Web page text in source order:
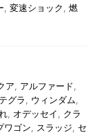
変速ショック
燃
ア アルファード
グラ ウィンダム
オデッセイ
クラ
ワゴン スラッジ
セ